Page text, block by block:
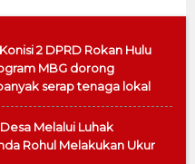
2 DPRD Rokan Hulu
MBG dorong
serap tenaga lokal
Melalui Luhak
Rohul Melakukan Ukur